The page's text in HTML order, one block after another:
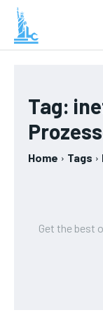
Tag:
Home Tags
Get the best